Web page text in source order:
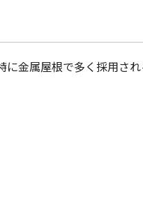
金属屋根で多く採用され